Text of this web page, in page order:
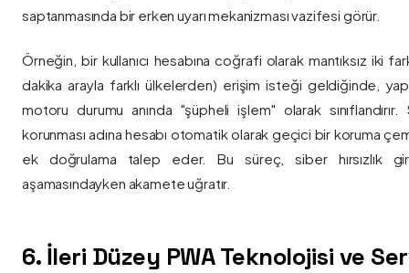
saptanmasında bir erken uyarı mekanizması vazifesi görür.
Örneğin, bir kullanıcı hesabına coğrafi olarak mantıksız iki
dakika arayla farklı ülkelerden) erişim isteği geldiğinde,
motoru durumu anında "şüpheli işlem" olarak sınıflandırır.
korunması adına hesabı otomatik olarak geçici bir koruma
ek doğrulama talep eder. Bu süreç, siber hırsızlık
aşamasındayken akamete uğratır.
6. İleri Düzey PWA Teknolojisi ve